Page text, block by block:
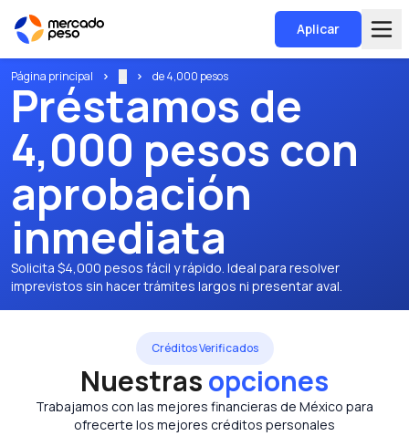
Aplicar
Página principal de 4,000 pesos
Préstamos de
4,000 pesos con
aprobación
inmediata
Solicita $4,000 pesos fácil y rápido. Ideal para resolver
imprevistos sin hacer trámites largos ni presentar aval.
Créditos Verificados
Nuestrasopciones
Trabajamos con las mejores financieras de México para
ofrecerte los mejores créditos personales